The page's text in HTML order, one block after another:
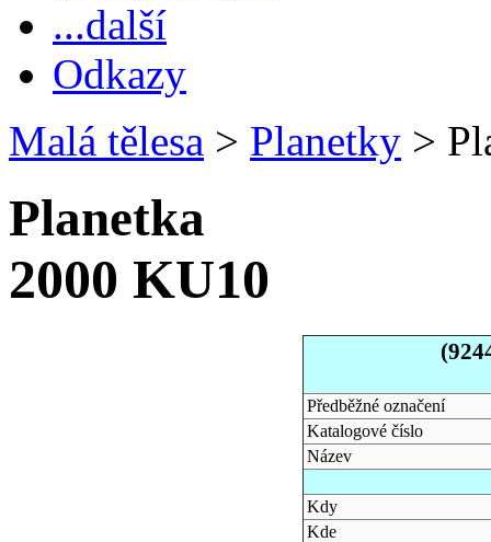
...další
Odkazy
Malá tělesa > Planetky >
Planetka
2000 KU10
Předběžné označení
Katalogové číslo
Název
Kdy
Kde